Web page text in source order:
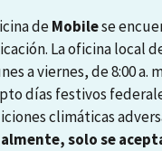
deMobilese
La oficina local
a viernes, de 8:00 a.
días festivos
climáticas
solo se